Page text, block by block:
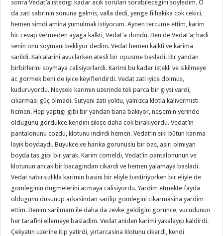
sonra Vedat’a istedigi kadar acik sorulari sorabilecegini soyledim. O
da zati sabrinin sonuna gelmis, valla dedi, yenge filhakika cok cekici,
hemen simdi amina yumulmak istiyorum. Aynen tercume ettim, karim
hic cevap vermeden ayaga kalkti, Vedat’a dondu. Ben de Vedat’a; hadi
senin onu soymani bekliyor dedim. Vedat hemen kalkti ve karima
sarildi. Kalcalarini avuclarken atesli bir opusme basladi. Bir yandan
birbirlerini soymaya calisiyorlardi. Karimi bu kadar istekli ve sikilmeye
ac gormek beni de iyice keyiflendirdi. Vedat zati iyice dolmus,
kuduruyordu. Neyseki karimin uzerinde tek parca bir giysi vardi,
cikarmasi güç olmadi. Sutyeni zati yoktu, yalnızca klotla kalivermisti
hemen. Hep yaptigi gibi bir yandan bana bakiyor, neşemin yerinde
oldugunu gordukce kendini sikise daha cok birakiyordu. Vedat’in
pantalonunu cozdu, klotunu indirdi hemen. Vedat’in siki bütün karima
layik boydaydi. Buyukce ve harika gorunuslu bir bas, asiri olmiyan
boyda tas gibi bir yarak. Karim comeldi, Vedat’in pantalonunun ve
klotunun ancak bir bacagindan cikardi ve hemen yalamaya basladi.
Vedat sabirsizlikla karimin basini bir eliyle bastiriyorken bir eliyle de
gomleginin dugmelerini acmaya calisiyordu. Yardim etmekte fayda
oldugunu dusunup arkasindan sarilip gomlegini cikarmasina yardim
ettim. Benim sarilmam ile daha da zevke geldigini gorunce, vucudunun
her tarafini ellemeye basladim. Vedat aniden karimi yakalayıp kaldirdi.
Çekyatın uzerine itip yatirdi, yirtarcasina klotunu cikardi, kendi